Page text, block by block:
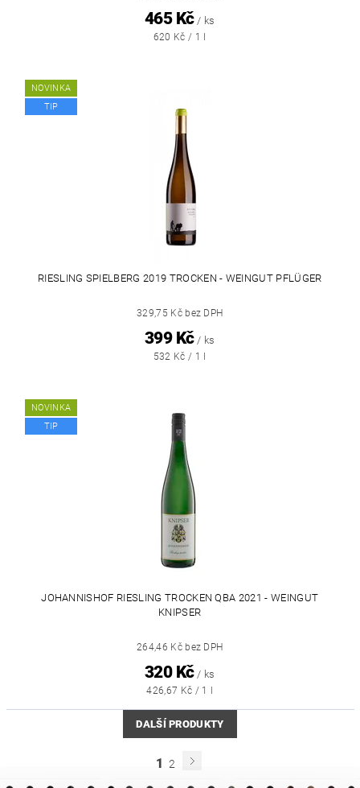
465 Kč / ks
620 Kč / 1 l
NOVINKA
TIP
RIESLING SPIELBERG 2019 TROCKEN - WEINGUT PFLÜGER
329,75 Kč bez DPH
399 Kč / ks
532 Kč / 1 l
NOVINKA
TIP
JOHANNISHOF RIESLING TROCKEN QBA 2021 - WEINGUT
KNIPSER
264,46 Kč bez DPH
320 Kč / ks
426,67 Kč / 1 l
DALŠÍ PRODUKTY
1 2